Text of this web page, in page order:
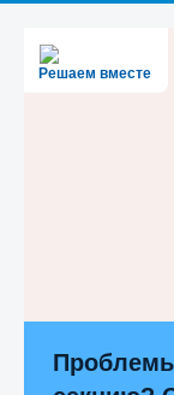
Решаем вместе